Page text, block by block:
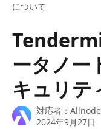
について
ータノー
キュリテ
対応者：
2024年9月27日